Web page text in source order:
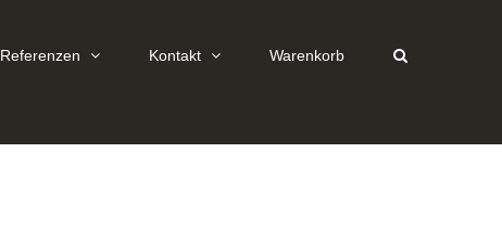
Referenzen Kontakt Warenkorb